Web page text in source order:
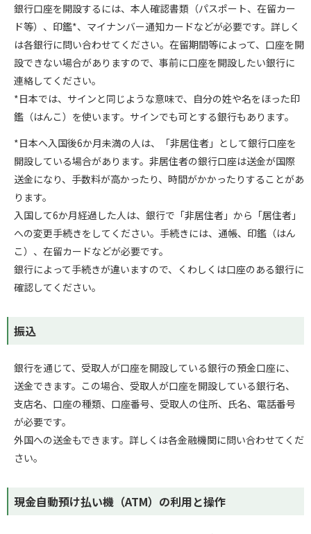
銀行口座を開設するには、本人確認書類（パスポート、在留カー
ド等）、印鑑*、マイナンバー通知カードなどが必要です。詳しく
は各銀行に問い合わせてください。在留期間等によって、口座を開
設できない場合がありますので、事前に口座を開設したい銀行に
連絡してください。
*日本では、サインと同じような意味で、自分の姓や名をほった印
鑑（はんこ）を使います。サインでも可とする銀行もあります。
*日本へ入国後6か月未満の人は、「非居住者」として銀行口座を
開設している場合があります。非居住者の銀行口座は送金が国際
送金になり、手数料が高かったり、時間がかかったりすることがあ
ります。
入国して6か月経過した人は、銀行で「非居住者」から「居住者」
への変更手続きをしてください。手続きには、通帳、印鑑（はん
こ）、在留カードなどが必要です。
銀行によって手続きが違いますので、くわしくは口座のある銀行に
確認してください。
振込
銀行を通じて、受取人が口座を開設している銀行の預金口座に、
送金できます。この場合、受取人が口座を開設している銀行名、
支店名、口座の種類、口座番号、受取人の住所、氏名、電話番号
が必要です。
外国への送金もできます。詳しくは各金融機関に問い合わせてくだ
さい。
現金自動預け払い機（ATM）の利用と操作